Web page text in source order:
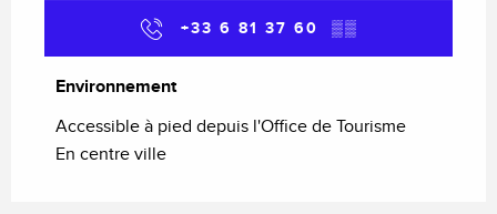
+33 6 81 37 60 ▒▒
Environnement
Environnement
Accessible à pied depuis l'Office de Tourisme
En centre ville